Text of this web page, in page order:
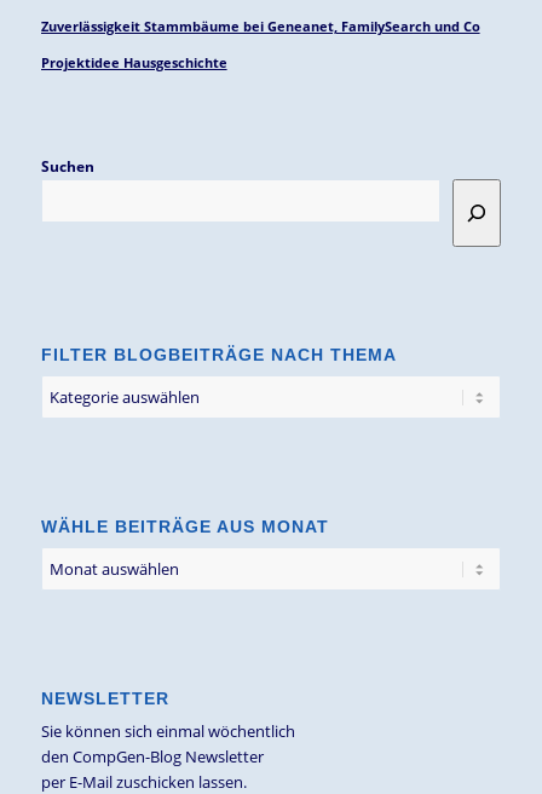
Zuverlässigkeit Stammbäume bei Geneanet, FamilySearch und Co
Projektidee Hausgeschichte
Suchen
FILTER BLOGBEITRÄGE NACH THEMA
Blogbeiträge
WÄHLE BEITRÄGE AUS MONAT
NEWSLETTER
Sie können sich einmal wöchentlich
den CompGen-Blog Newsletter
per E-Mail zuschicken lassen.